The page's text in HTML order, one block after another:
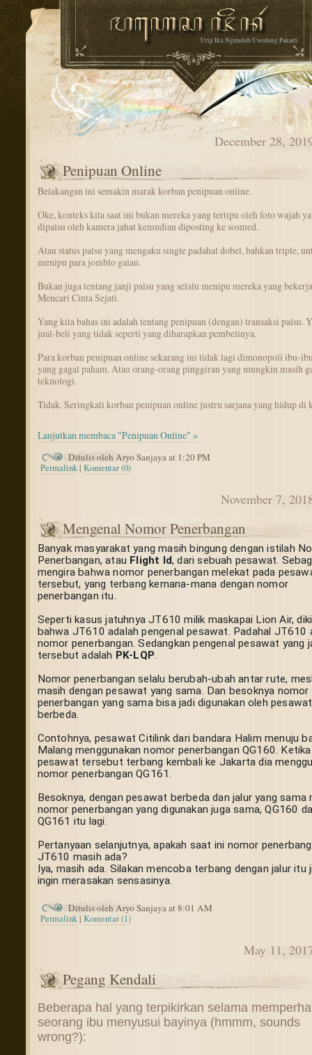
Urip Iku Ngunduh Uwohing Pakarti
December 28,
Penipuan Online
Belakangan ini semakin marak korban penipuan online.
Oke, konteks kita saat ini bukan mereka yang tertipu oleh foto wajah
dipalsu oleh kamera jahat kemudian diposting ke sosmed.
Atau status palsu yang mengaku single padahal dobel, bahkan triple,
menipu para jomblo galau.
Bukan juga tentang janji palsu yang selalu menipu mereka yang
Mencari Cinta Sejati.
Yang kita bahas ini adalah tentang penipuan (dengan) transaksi palsu.
jual-beli yang tidak seperti yang diharapkan pembelinya.
Para korban penipuan online sekarang ini tidak lagi dimonopoli ibu-
yang gagal paham. Atau orang-orang pinggiran yang mungkin masih
teknologi.
Tidak. Seringkali korban penipuan online justru sarjana yang hidup di
Lanjutkan membaca "Penipuan Online" »
Ditulis oleh Aryo Sanjaya at 1:20 PM
Permalink |Komentar (0)
November 7,
Mengenal Nomor Penerbangan
Banyak masyarakat yang masih bingung dengan istilah
Penerbangan, atau Flight Id, dari sebuah pesawat.
mengira bahwa nomor penerbangan melekat pada
tersebut, yang terbang kemana-mana dengan nomor
penerbangan itu.
Seperti kasus jatuhnya JT610 milik maskapai Lion Air,
bahwa JT610 adalah pengenal pesawat. Padahal JT610
nomor penerbangan. Sedangkan pengenal pesawat yang
tersebut adalah PK-LQP.
Nomor penerbangan selalu berubah-ubah antar rute,
masih dengan pesawat yang sama. Dan besoknya nomor
penerbangan yang sama bisa jadi digunakan oleh
berbeda.
Contohnya, pesawat Citilink dari bandara Halim menuju
Malang menggunakan nomor penerbangan QG160. Ketika
pesawat tersebut terbang kembali ke Jakarta dia
nomor penerbangan QG161.
Besoknya, dengan pesawat berbeda dan jalur yang sama
nomor penerbangan yang digunakan juga sama, QG160
QG161 itu lagi.
Pertanyaan selanjutnya, apakah saat ini nomor
JT610 masih ada?
Iya, masih ada. Silakan mencoba terbang dengan jalur itu
ingin merasakan sensasinya.
Ditulis oleh Aryo Sanjaya at 8:01 AM
Permalink |Komentar (1)
May 11,
Pegang Kendali
Beberapa hal yang terpikirkan selama
seorang ibu menyusui bayinya (hmmm, sounds
wrong?):